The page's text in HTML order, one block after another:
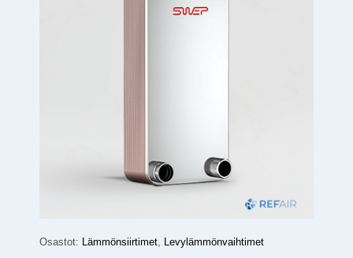
Osastot: Lämmönsiirtimet, Levylämmönvaihtimet